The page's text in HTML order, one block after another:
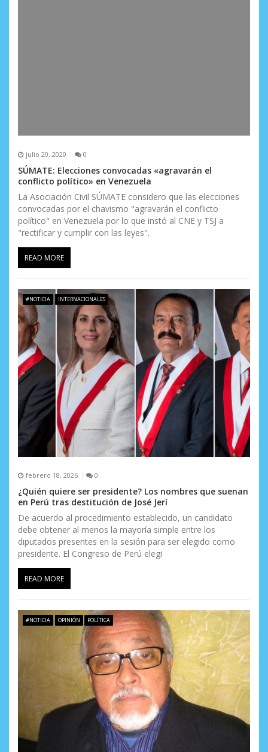
julio 20, 2020 0
SÚMATE: Elecciones convocadas «agravarán el
conflicto político» en Venezuela
La Asociación Civil SÚMATE considero que las elecciones
convocadas por el chavismo "agravarán el conflicto
político" en Venezuela por lo que instó al CNE y TSJ a
"rectificar y cumplir con las leyes".
READ MORE
#NOTICIA INTERNACIONALES
febrero 18, 2026 0
¿Quién quiere ser presidente? Los nombres que suenan
en Perú tras destitución de José Jerí
De acuerdo al procedimiento establecido, un candidato
debe obtener al menos la mayoría simple entre los
diputados presentes en la sesión para ser elegido como
presidente. El Congreso de Perú elegi
READ MORE
#NOTICIA OPINIÓN POLÍTICA